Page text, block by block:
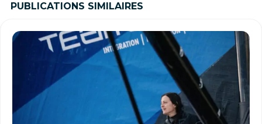
PUBLICATIONS SIMILAIRES